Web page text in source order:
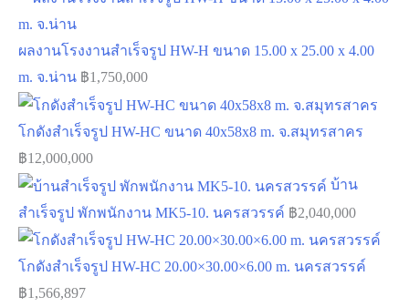
ผลงานโรงงานสำเร็จรูป HW-H ขนาด 15.00 x 25.00 x 4.00
m. จ.น่าน ฿1,750,000
โกดังสำเร็จรูป HW-HC ขนาด 40x58x8 m. จ.สมุทรสาคร
฿12,000,000
บ้าน
สำเร็จรูป พักพนักงาน MK5-10. นครสวรรค์ ฿2,040,000
โกดังสำเร็จรูป HW-HC 20.00×30.00×6.00 m. นครสวรรค์
฿1,566,897